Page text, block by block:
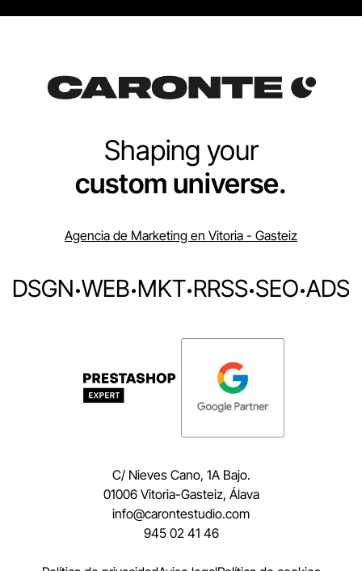
Shaping your
custom universe.
Agencia de Marketing en Vitoria - Gasteiz
DSGN·WEB·MKT·RRSS·SEO·ADS
C/ Nieves Cano, 1A Bajo.
01006 Vitoria-Gasteiz, Álava
moc.oidutsetnorac@ofni
945 02 41 46